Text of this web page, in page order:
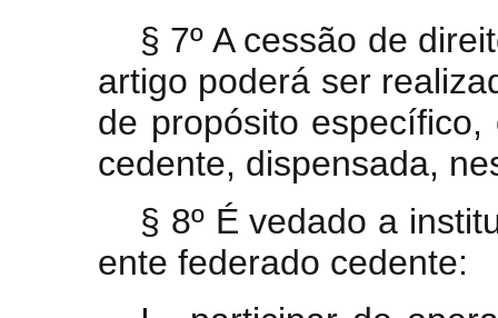
§ 7º A cessão de
artigo poderá ser
de propósito
cedente, dispensada,
§ 8º É vedado a
ente federado cedente: